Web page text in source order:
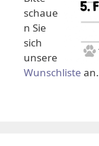
schaue
n Sie
sich
unsere
Wunschliste an.